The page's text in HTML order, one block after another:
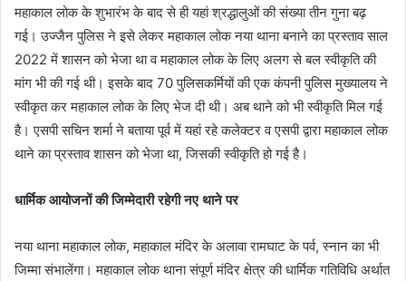
महाकाल लोक के शुभारंभ के बाद से ही यहां श्रद्धालुओं की संख्या तीन गुना बढ़
गई। उज्जैन पुलिस ने इसे लेकर महाकाल लोक नया थाना बनाने का प्रस्ताव साल
2022 में शासन को भेजा था व महाकाल लोक के लिए अलग से बल स्वीकृति की
मांग भी की गई थी। इसके बाद 70 पुलिसकर्मियों की एक कंपनी पुलिस मुख्यालय ने
स्वीकृत कर महाकाल लोक के लिए भेज दी थी। अब थाने को भी स्वीकृति मिल गई
है। एसपी सचिन शर्मा ने बताया पूर्व में यहां रहे कलेक्टर व एसपी द्वारा महाकाल लोक
थाने का प्रस्ताव शासन को भेजा था, जिसकी स्वीकृति हो गई है।
धार्मिक आयोजनों की जिम्‍मेदारी रहेगी नए थाने पर
नया थाना महाकाल लोक, महाकाल मंदिर के अलावा रामघाट के पर्व, स्नान का भी
जिम्मा संभालेंगा। महाकाल लोक थाना संपूर्ण मंदिर क्षेत्र की धार्मिक गतिविधि अर्थात